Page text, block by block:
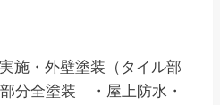
施・外壁塗装（タイル部
分全塗装 ・屋上防水・